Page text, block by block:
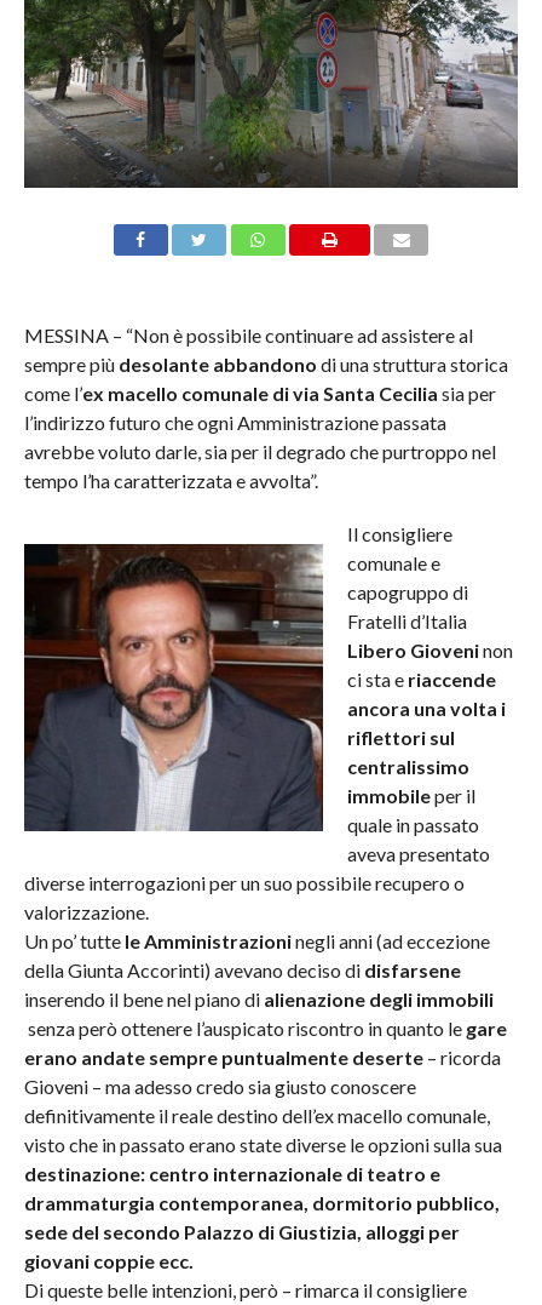
MESSINA – “Non è possibile continuare ad assistere al
sempre più desolante abbandono di una struttura storica
come l’ex macello comunale di via Santa Cecilia sia per
l’indirizzo futuro che ogni Amministrazione passata
avrebbe voluto darle, sia per il degrado che purtroppo nel
tempo l’ha caratterizzata e avvolta”.
Il consigliere
comunale e
capogruppo di
Fratelli d’Italia
Libero Gioveninon
ci sta e riaccende
ancora una volta i
riflettori sul
centralissimo
immobileper il
quale in passato
aveva presentato
diverse interrogazioni per un suo possibile recupero o
valorizzazione.
Un po’ tutte le Amministrazioninegli anni (ad eccezione
della Giunta Accorinti) avevano deciso di disfarsene
inserendo il bene nel piano di alienazione degli immobili
senza però ottenere l’auspicato riscontro in quanto le gare
erano andate sempre puntualmente deserte– ricorda
Gioveni – ma adesso credo sia giusto conoscere
definitivamente il reale destino dell’ex macello comunale,
visto che in passato erano state diverse le opzioni sulla sua
destinazione: centro internazionale di teatro e
drammaturgia contemporanea, dormitorio pubblico,
sede del secondo Palazzo di Giustizia, alloggi per
giovani coppie ecc.
Di queste belle intenzioni, però – rimarca il consigliere